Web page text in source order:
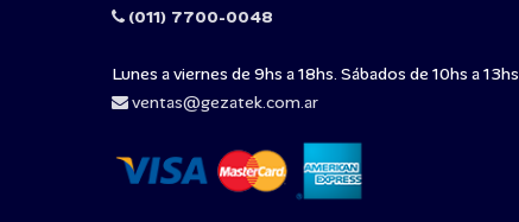
(011) 7700-0048
Lunes a viernes de 9hs a 18hs. Sábados de 10hs a 13hs.
ventas@gezatek.com.ar